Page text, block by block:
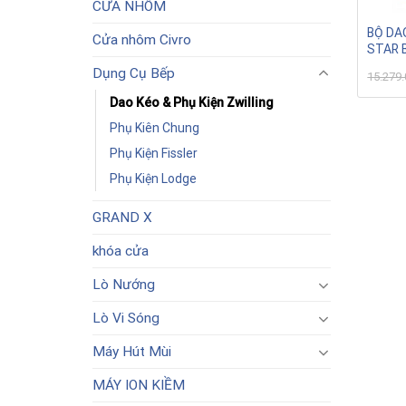
CỬA NHÔM
Cửa nhôm Civro
Dụng Cụ Bếp
Dao Kéo & Phụ Kiện Zwilling
Phụ Kiên Chung
Phụ Kiện Fissler
Phụ Kiện Lodge
GRAND X
khóa cửa
Lò Nướng
Lò Vi Sóng
Máy Hút Mùi
MÁY ION KIỀM
BỘ
STAR